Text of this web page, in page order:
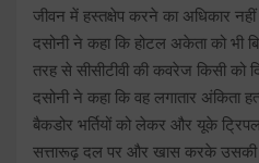
जीवन में हस्तक्षेप करने का अधिकार
दसोनी ने कहा कि होटल अकेता को भी
तरह से सीसीटीवी की कवरेज किसी को
दसोनी ने कहा कि वह लगातार अंकिता
बैकडोर भर्तियों को लेकर और यूके
सत्तारूढ़ दल पर और खास करके उसकी